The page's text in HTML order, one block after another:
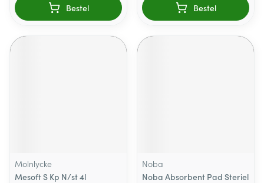
Bestel Bestel
Molnlycke
Mesoft S Kp N/st 4l
Noba
Noba Absorbent Pad Steriel